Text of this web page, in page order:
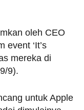
oleh CEO
event ‘It’s
mereka di
9).
untuk Apple